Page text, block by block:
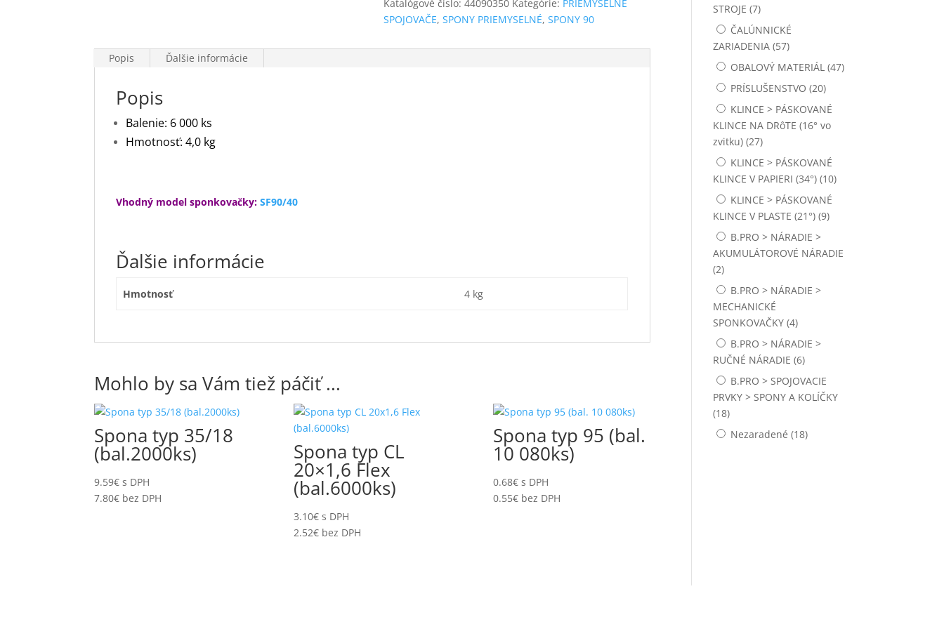
PÁSKOVANÉ KLINCE ŠPECIÁLNE
TERMOPLASTE 21°
PÁSKOVANÉ KLINCE VO ZVITKU
PLASTOVÉ T-KLINCE TITAC
PLYNOVÉ SPONKOVAČKY
PNEUMATICKÉ KLINCOVAČKY A
SPONKOVAČKY EVERWIN
PNEUMATICKÉ KLINCOVAČKY
MAX
ČALÚNNICKÉ STOLY
MATICE 6-hranné DIN934
MECHANICKÉ SPONKOVAČKY
MERACIE A PREVÍJACIE STROJE
NARÁŽACIE MATICE PRE RUČNÉ
NARÁŽACIE MATICE PRE
STROJOVÉ NARÁŽANIE
NARÁŽACIE MATICE V PÁSE
PALETOVACIE MONTÁŽNE STOLY
Katalógové číslo:44090350 Kategórie: PRIEMYSELNÉ
SPOJOVAČE,SPONY PRIEMYSELNÉ,SPONY 90
Popis Ďalšie informácie
Popis
Balenie: 6 000 ks
Hmotnosť: 4,0 kg
Vhodný model sponkovačky: SF90/40
Ďalšie informácie
Hmotnosť 4 kg
Mohlo by sa Vám tiež páčiť ...
Spona typ 35/18
(bal.2000ks)
9.59€ s DPH
7.80€ bez DPH
Spona typ CL
20×1,6 Flex
(bal.6000ks)
3.10€s DPH
2.52€bez DPH
Spona typ 95 (bal.
10 080ks)
0.68€s DPH
0.55€bez DPH
STROJE(7)
ČALÚNNICKÉ
ZARIADENIA(57)
OBALOVÝ MATERIÁL(47)
PRÍSLUŠENSTVO(20)
KLINCE > PÁSKOVANÉ
KLINCE NA DRôTE (16° vo
zvitku)(27)
KLINCE > PÁSKOVANÉ
KLINCE V PAPIERI (34°)(10)
KLINCE > PÁSKOVANÉ
KLINCE V PLASTE (21°)(9)
B.PRO > NÁRADIE >
AKUMULÁTOROVÉ NÁRADIE
(2)
B.PRO > NÁRADIE >
MECHANICKÉ
SPONKOVAČKY(4)
B.PRO > NÁRADIE >
RUČNÉ NÁRADIE(6)
B.PRO > SPOJOVACIE
PRVKY > SPONY A KOLÍČKY
(18)
Nezaradené(18)